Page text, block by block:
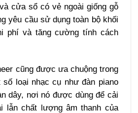
cửa sổ có vẻ ngoài giống gỗ
yêu cầu sử dụng toàn bộ khối
phí và tăng cường tính cách
cũng được ưa chuộng trong
loại nhạc cụ như đàn piano
dây, nơi nó được dùng để cải
lẫn chất lượng âm thanh của